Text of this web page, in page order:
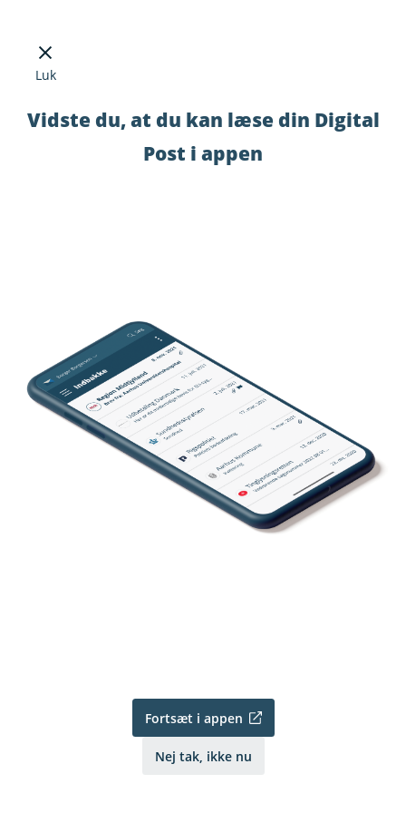
Luk
Vidste du, at du kan læse din Digital
Post i appen
Fortsæt i appen
Nej tak, ikke nu